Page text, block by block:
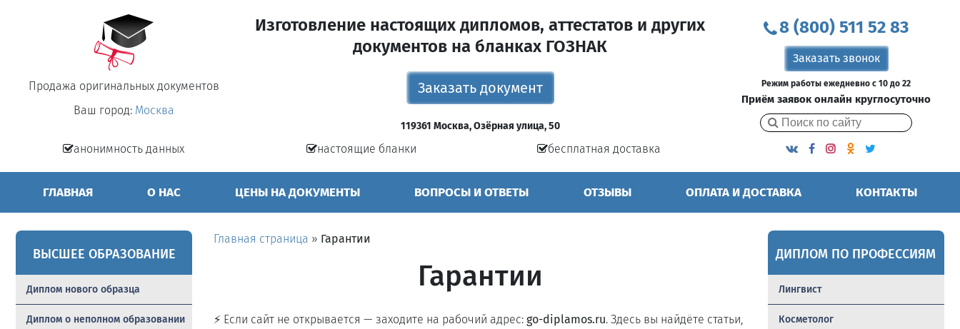
Продажа оригинальных документов
Ваш город: Москва
анонимность данных
Изготовление настоящих дипломов, аттестатов и других
документов на бланках ГОЗНАК
Заказать документ
119361 Москва, Озёрная улица, 50
настоящие бланки бесплатная доставка
8 (800) 511 52 83
Заказать звонок
Режим работы ежедневно с 10 до 22
Приём заявок онлайн круглосуточно
ГЛАВНАЯ О НАС ЦЕНЫ НА ДОКУМЕНТЫ ВОПРОСЫ И ОТВЕТЫ ОТЗЫВЫ ОПЛАТА И ДОСТАВКА КОНТАКТЫ
ВЫСШЕЕ ОБРАЗОВАНИЕ
Диплом нового образца
Диплом о неполном образовании
Главная страница » Гарантии
Гарантии
⚡ Если сайт не открывается — заходите на рабочий адрес:go-diplamos.ru. Здесь вы найдёте статьи,
ДИПЛОМ ПО ПРОФЕССИЯМ
Лингвист
Косметолог